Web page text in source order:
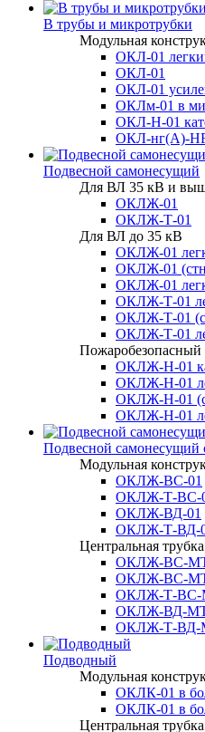
В трубы и микротрубки
Модульная
ОКЛ-01
ОКЛ-01
ОКЛ-01
ОКЛм-01 в
ОКЛ-Н-01
ОКЛ-нг(А)-
Подвесной самонесущий
Для ВЛ 35 кВ и
ОКЛЖ-01
ОКЛЖ-Т-01
Для ВЛ до 35 кВ
ОКЛЖ-01
ОКЛЖ-01
ОКЛЖ-01
ОКЛЖ-Т-01
ОКЛЖ-Т-01
ОКЛЖ-Т-01
Пожаробезопасный
ОКЛЖ-Н-01
ОКЛЖ-Н-01
ОКЛЖ-Н-01
ОКЛЖ-Н-01
Подвесной
Модульная
ОКЛЖ-ВС-01
ОКЛЖ-Т-ВС-
ОКЛЖ-ВД-01
ОКЛЖ-Т-ВД-
Центральная трубка
ОКЛЖ-ВС-
ОКЛЖ-ВС-МТ
ОКЛЖ-Т-
ОКЛЖ-ВД-
ОКЛЖ-Т-
Подводный
Модульная
ОКЛК-01 в
ОКЛК-01 в
Центральная трубка